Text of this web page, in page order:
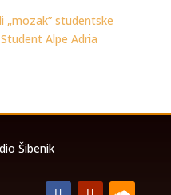
„mozak” studentske
Alpe Adria
Šibenik